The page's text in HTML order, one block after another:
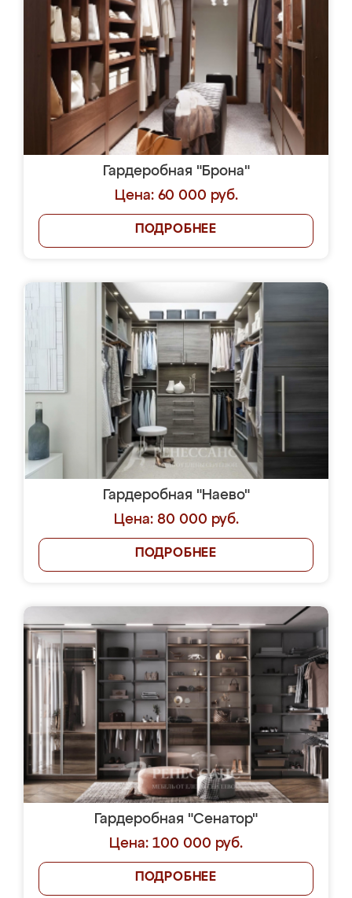
Гардеробная "Брона"
Цена: 60 000 руб.
ПОДРОБНЕЕ
Гардеробная "Наево"
Цена: 80 000 руб.
ПОДРОБНЕЕ
Гардеробная "Сенатор"
Цена: 100 000 руб.
ПОДРОБНЕЕ